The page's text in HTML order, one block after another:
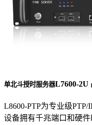
单北斗授时服务器L7600-2U
L8600-PTP为专业级PTP/
设备拥有千兆端口和硬